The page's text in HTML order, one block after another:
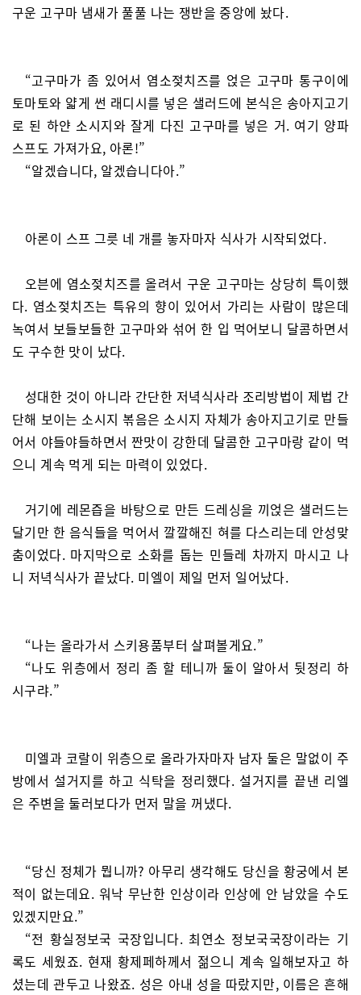
구운 고구마 냄새가 풀풀 나는 쟁반을 중앙에 놨다.
“고구마가 좀 있어서 염소젖치즈를 얹은 고구마 통구이에
토마토와 얇게 썬 래디시를 넣은 샐러드에 본식은 송아지고기
로 된 하얀 소시지와 잘게 다진 고구마를 넣은 거. 여기 양파
스프도 가져가요, 아론!”
“알겠습니다, 알겠습니다아.”
아론이 스프 그릇 네 개를 놓자마자 식사가 시작되었다.
오븐에 염소젖치즈를 올려서 구운 고구마는 상당히 특이했
다. 염소젖치즈는 특유의 향이 있어서 가리는 사람이 많은데
녹여서 보들보들한 고구마와 섞어 한 입 먹어보니 달콤하면서
도 구수한 맛이 났다.
성대한 것이 아니라 간단한 저녁식사라 조리방법이 제법 간
단해 보이는 소시지 볶음은 소시지 자체가 송아지고기로 만들
어서 야들야들하면서 짠맛이 강한데 달콤한 고구마랑 같이 먹
으니 계속 먹게 되는 마력이 있었다.
거기에 레몬즙을 바탕으로 만든 드레싱을 끼얹은 샐러드는
달기만 한 음식들을 먹어서 깔깔해진 혀를 다스리는데 안성맞
춤이었다. 마지막으로 소화를 돕는 민들레 차까지 마시고 나
니 저녁식사가 끝났다. 미엘이 제일 먼저 일어났다.
“나는 올라가서 스키용품부터 살펴볼게요.”
“나도 위층에서 정리 좀 할 테니까 둘이 알아서 뒷정리 하
시구랴.”
미엘과 코랄이 위층으로 올라가자마자 남자 둘은 말없이 주
방에서 설거지를 하고 식탁을 정리했다. 설거지를 끝낸 리엘
은 주변을 둘러보다가 먼저 말을 꺼냈다.
“당신 정체가 뭡니까? 아무리 생각해도 당신을 황궁에서 본
적이 없는데요. 워낙 무난한 인상이라 인상에 안 남았을 수도
있겠지만요.”
“전 황실정보국 국장입니다. 최연소 정보국국장이라는 기
록도 세웠죠. 현재 황제페하께서 젊으니 계속 일해보자고 하
셨는데 관두고 나왔죠. 성은 아내 성을 따랐지만, 이름은 흔해